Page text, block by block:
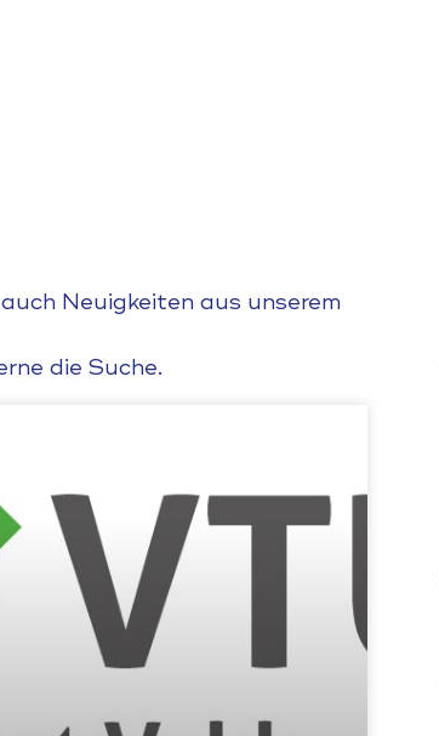
Neuigkeiten aus unserem
die Suche.